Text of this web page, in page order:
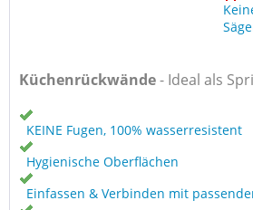
Küchenrückwände- Ideal als
KEINE Fugen, 100% wasserresistent
Hygienische Oberflächen
Einfassen & Verbinden mit